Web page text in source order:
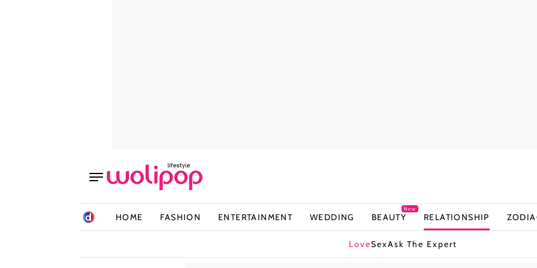
HOME FASHION ENTERTAINMENT WEDDING BEAUTY
New
RELATIONSHIP
LoveSexAsk The Expert